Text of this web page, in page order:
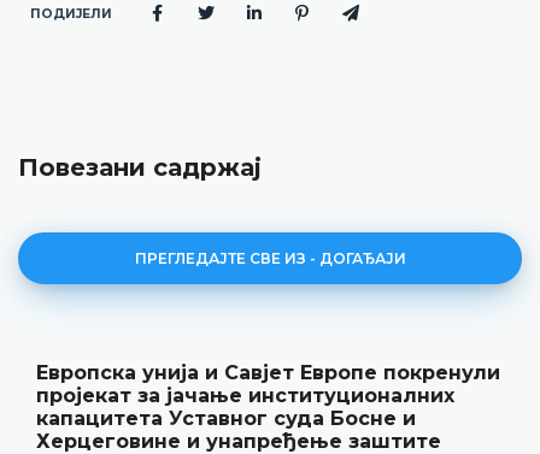
ПОДИЈЕЛИ
Повезани садржај
ПРЕГЛЕДАЈТЕ СВЕ ИЗ - ДОГАЂАЈИ
Европе покренули
институционалних
суда Босне и
заштите
Уставни суд БиХ
резултате рада и
„Годишњак“